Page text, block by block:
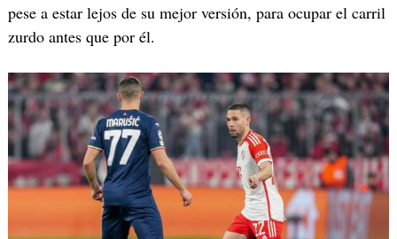
pese a estar lejos de su mejor versión, para ocupar el carril
zurdo antes que por él.